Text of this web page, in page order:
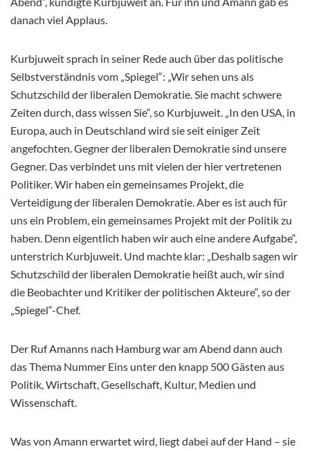
danach viel Applaus.
Kurbjuweit sprach in seiner Rede auch über das politische
Selbstverständnis vom „Spiegel“: „Wir sehen uns als
Schutzschild der liberalen Demokratie. Sie macht schwere
Zeiten durch, dass wissen Sie“, so Kurbjuweit. „In den USA, in
Europa, auch in Deutschland wird sie seit einiger Zeit
angefochten. Gegner der liberalen Demokratie sind unsere
Gegner. Das verbindet uns mit vielen der hier vertretenen
Politiker. Wir haben ein gemeinsames Projekt, die
Verteidigung der liberalen Demokratie. Aber es ist auch für
uns ein Problem, ein gemeinsames Projekt mit der Politik zu
haben. Denn eigentlich haben wir auch eine andere Aufgabe“,
unterstrich Kurbjuweit. Und machte klar: „Deshalb sagen wir
Schutzschild der liberalen Demokratie heißt auch, wir sind
die Beobachter und Kritiker der politischen Akteure“, so der
„Spiegel“-Chef.
Der Ruf Amanns nach Hamburg war am Abend dann auch
das Thema Nummer Eins unter den knapp 500 Gästen aus
Politik, Wirtschaft, Gesellschaft, Kultur, Medien und
Wissenschaft.
Was von Amann erwartet wird, liegt dabei auf der Hand – sie